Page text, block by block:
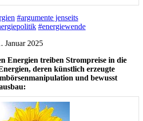
#argumente jenseits
#energiewende
Januar 2025
Energien treiben Strompreise in die
deren künstlich erzeugte
und bewusst